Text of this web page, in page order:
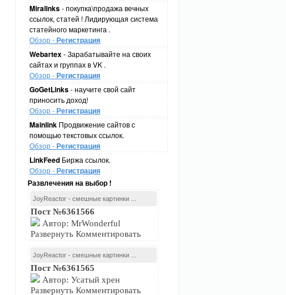
Miralinks- покупка\продажа вечных
ссылок, статей ! Лидирующая система
статейного маркетинга .
Обзор -Регистрация
Webartex- Зарабатывайте на своих
сайтах и группах в VK .
Обзор -Регистрация
GoGetLinks- научите свой сайт
приносить доход!
Обзор -Регистрация
Mainlink Продвижение сайтов с
помощью текстовых ссылок.
Обзор -Регистрация
LinkFeed Биржа ссылок.
Обзор -Регистрация
Развлечения на выбор !
JoyReactor - смешные картинки ...
Пост №6361566
Автор: MrWonderful
Развернуть Комментировать
JoyReactor - смешные картинки ...
Пост №6361565
Автор: Усатый хрен
Развернуть Комментировать